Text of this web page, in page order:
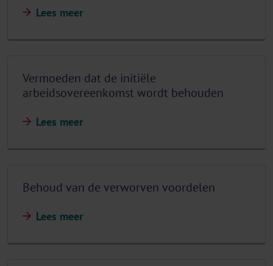
Lees meer
Vermoeden dat de initiële
arbeidsovereenkomst wordt behouden
Lees meer
Behoud van de verworven voordelen
Lees meer